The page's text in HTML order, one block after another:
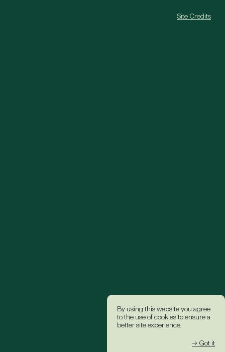
By using this website you agree
to the use of cookies to ensure a
better site experience.
→ Got it
Site Credits